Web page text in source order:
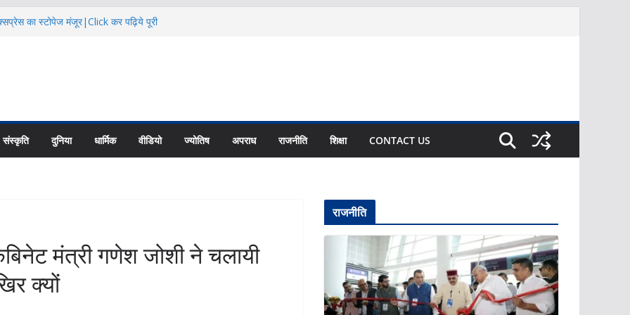
का स्टोपेज मंजूर|Click कर पढ़िये पूरी
के हालातों पर चर्चा|Click कर पढ़िये पूरी
की नई यूनिट्स का गठन|Click कर पढ़िये पूरी
संस्कृति दुनिया धार्मिक वीडियो ज्योतिष अपराध राजनीति शिक्षा CONTACT US
मंत्री गणेश जोशी ने चलायी
क्यों
राजनीति